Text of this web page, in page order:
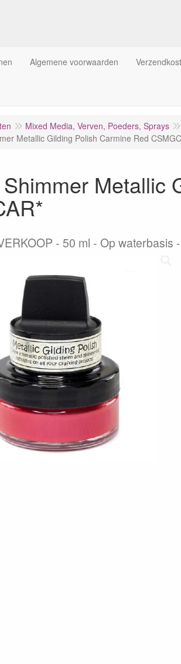
Algemene voorwaarden
Mixed Media, Verven, Poeders, Sprays
Metallic Gilding Polish Carmine Red
Metallic
- 50 ml - Op waterbasis